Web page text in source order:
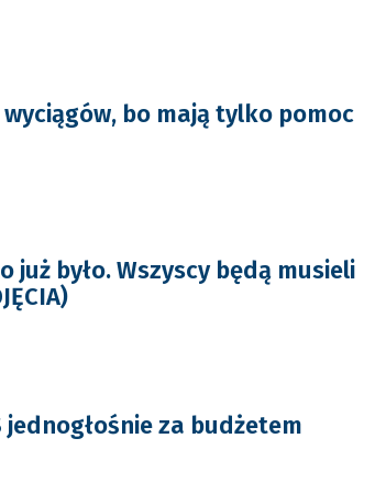
bo mają tylko pomoc
już było. Wszyscy będą musieli
jednogłośnie za budżetem